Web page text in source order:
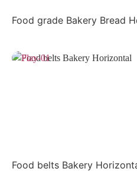
Food grade Bakery Bread
Food belts Bakery